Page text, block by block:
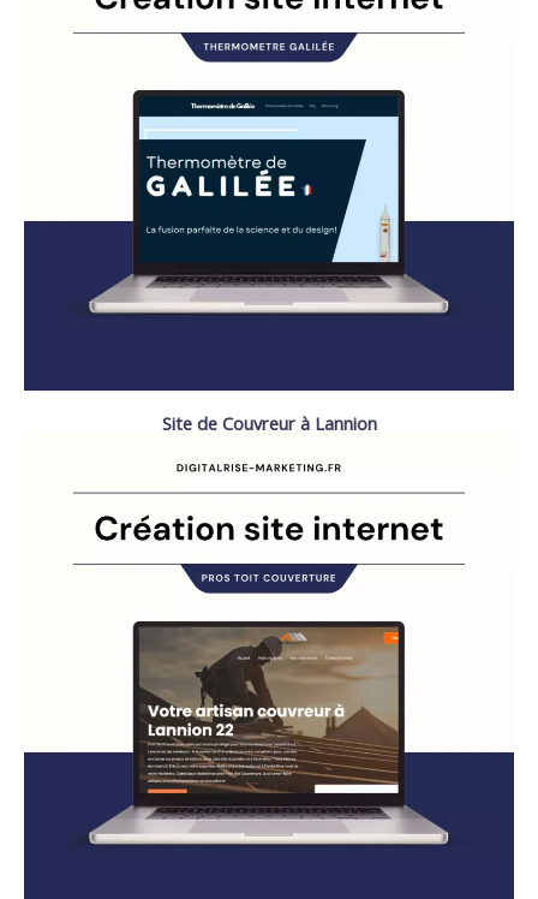
Site de Couvreur à Lannion